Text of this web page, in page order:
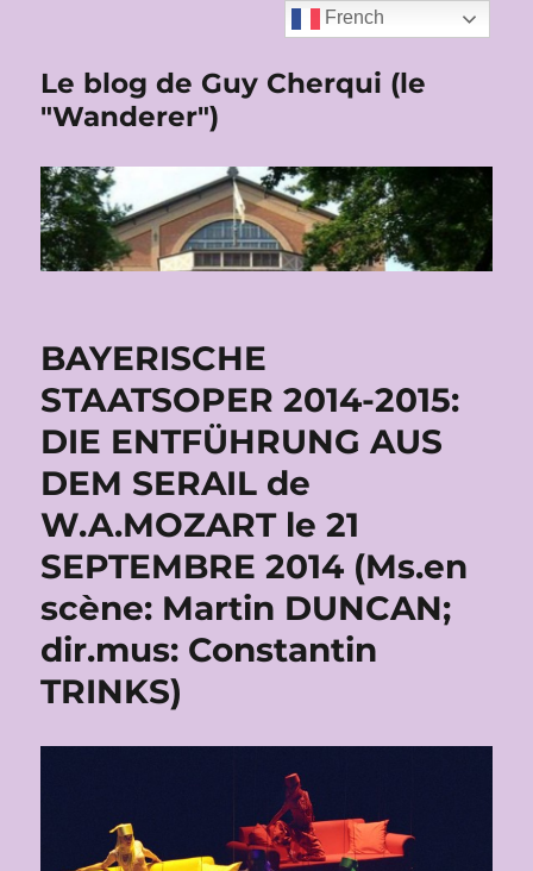
Le blog de Guy Cherqui (le
"Wanderer")
BAYERISCHE
STAATSOPER 2014-2015:
DIE ENTFÜHRUNG AUS
DEM SERAIL de
W.A.MOZART le 21
SEPTEMBRE 2014 (Ms.en
scène: Martin DUNCAN;
dir.mus: Constantin
TRINKS)
French